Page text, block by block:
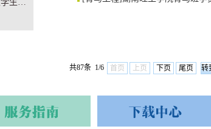
我校在第十二届“挑战杯”湖南省大学生创业计划竞赛斩获一金四银
共87条 1/6 首页 上页 下页 尾页